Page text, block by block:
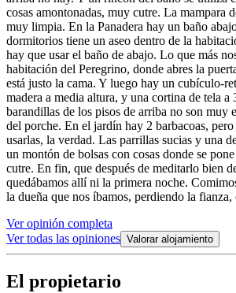
cosas amontonadas, muy cutre. La mampara
muy limpia. En la Panadera hay un baño
dormitorios tiene un aseo dentro de la
hay que usar el baño de abajo. Lo que más
habitación del Peregrino, donde abres la
está justo la cama. Y luego hay un cubículo-
madera a media altura, y una cortina de tela a
barandillas de los pisos de arriba no son muy
del porche. En el jardín hay 2 barbacoas,
usarlas, la verdad. Las parrillas sucias y una
un montón de bolsas con cosas donde se
cutre. En fin, que después de meditarlo bien
quedábamos allí ni la primera noche.
la dueña que nos íbamos, perdiendo la fianza,
Ver opinión completa
Ver todas las opiniones Valorar alojamiento
El propietario